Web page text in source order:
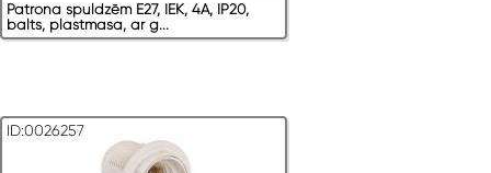
Patrona spuldzēm E27, IEK, 4A, IP20,
balts, plastmasa, ar g...
ID:0026257